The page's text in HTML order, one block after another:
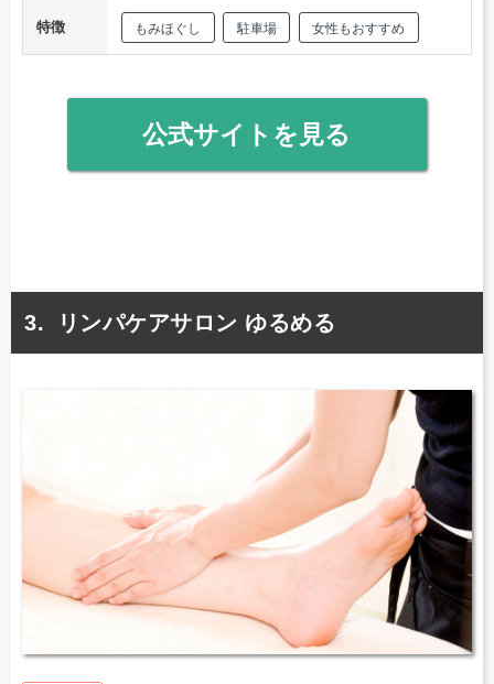
特徴 もみほぐし 駐車場 女性もおすすめ
公式サイトを見る
リンパケアサロン ゆるめる